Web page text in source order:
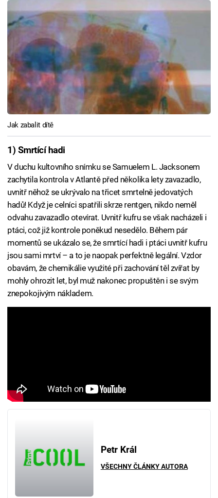
Jak zabalit dítě
1) Smrtící hadi
V duchu kultovního snímku se Samuelem L. Jacksonem
zachytila kontrola v Atlantě před několika lety zavazadlo,
uvnitř něhož se ukrývalo na třicet smrtelně jedovatých
hadů! Když je celníci spatřili skrze rentgen, nikdo neměl
odvahu zavazadlo otevírat. Uvnitř kufru se však nacházeli i
ptáci, což již kontrole poněkud nesedělo. Během pár
momentů se ukázalo se, že smrtící hadi i ptáci uvnitř kufru
jsou sami mrtví – a to je naopak perfektně legální. Vzdor
obavám, že chemikálie využité při zachování těl zvířat by
mohly ohrozit let, byl muž nakonec propuštěn i se svým
znepokojivým nákladem.
Petr Král
VŠECHNY ČLÁNKY AUTORA